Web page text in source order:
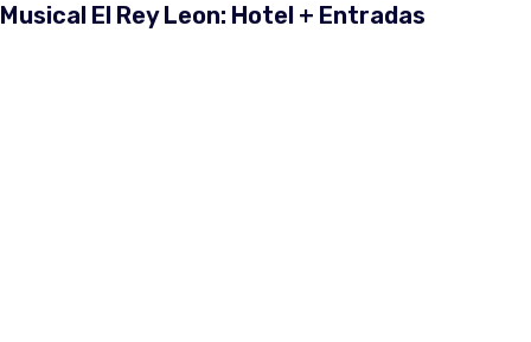
Musical El Rey Leon: Hotel + Entradas